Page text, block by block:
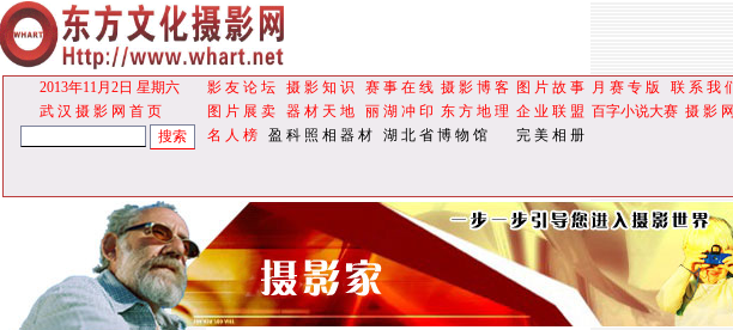
2013年11月2日 星期六
影 友 论 坛 摄 影 知 识 赛 事 在 线 摄 影 博 客 图 片 故 事 月 赛 专 版
联 系 我
武 汉 摄 影 网 首 页 图 片 展 卖 器 材 天 地 丽 湖 冲 印 东 方 地 理 企 业 联 盟 百字小说大赛 摄 影
名 人 榜
盈 科 照 相 器 材 湖 北 省 博 物 馆 完 美 相 册